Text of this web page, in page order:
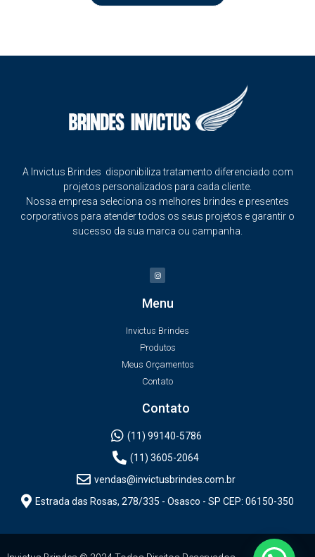
A Invictus Brindes disponibiliza tratamento diferenciado com
projetos personalizados para cada cliente.
Nossa empresa seleciona os melhores brindes e presentes
corporativos para atender todos os seus projetos e garantir o
sucesso da sua marca ou campanha.
Menu
Invictus Brindes
Produtos
Meus Orçamentos
Contato
Contato
(11) 99140-5786
(11) 3605-2064
vendas@invictusbrindes.com.br
Estrada das Rosas, 278/335 - Osasco - SP CEP: 06150-350